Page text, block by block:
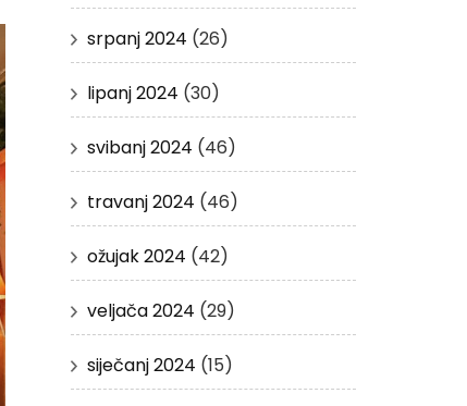
srpanj 2024 (26)
lipanj 2024 (30)
svibanj 2024 (46)
travanj 2024 (46)
ožujak 2024 (42)
veljača 2024 (29)
siječanj 2024 (15)